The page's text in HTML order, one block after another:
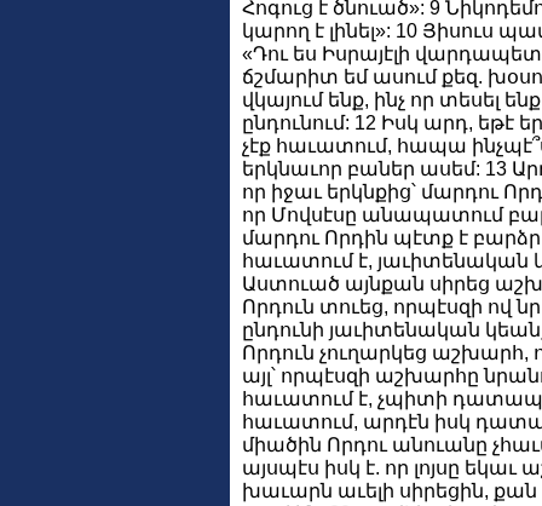
Հոգուց է ծնուած»: 9
կարող է լինել»: 10
«Դու ես Իսրայէլի
ճշմարիտ եմ ասում քեզ.
վկայում ենք, ինչ որ տեսել
ընդունում: 12 Իսկ արդ, եթէ
չէք հաւատում, հապա
երկնաւոր բաներ ասեմ: 13 Արդ,
որ իջաւ երկնքից՝ մարդու
որ Մովսէսը անապատում
մարդու Որդին պէտք է
հաւատում է, յաւիտենական
Աստուած այնքան սիրեց
Որդուն տուեց, որպէսզի ով
ընդունի յաւիտենական
Որդուն չուղարկեց
այլ՝ որպէսզի աշխարհը
հաւատում է, չպիտի
հաւատում, արդէն իսկ
միածին Որդու անուանը
այսպէս իսկ է. որ լոյսը
խաւարն աւելի սիրեցին, քան